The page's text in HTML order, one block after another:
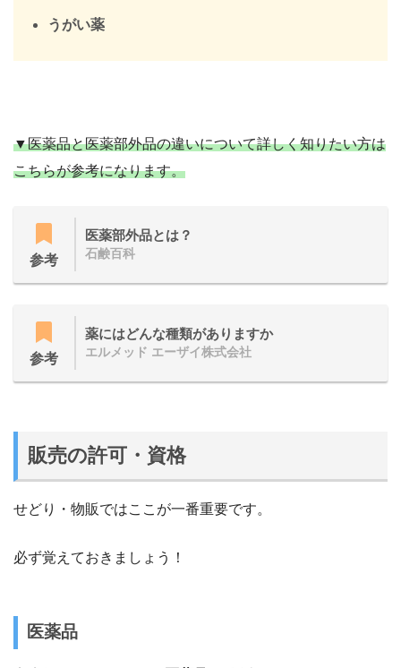
うがい薬
▼医薬品と医薬部外品の違いについて詳しく知りたい方は
こちらが参考になります。
参考
医薬部外品とは？
石鹸百科
参考
薬にはどんな種類がありますか
エルメッド エーザイ株式会社
販売の許可・資格
せどり・物販ではここが一番重要です。
必ず覚えておきましょう！
医薬品